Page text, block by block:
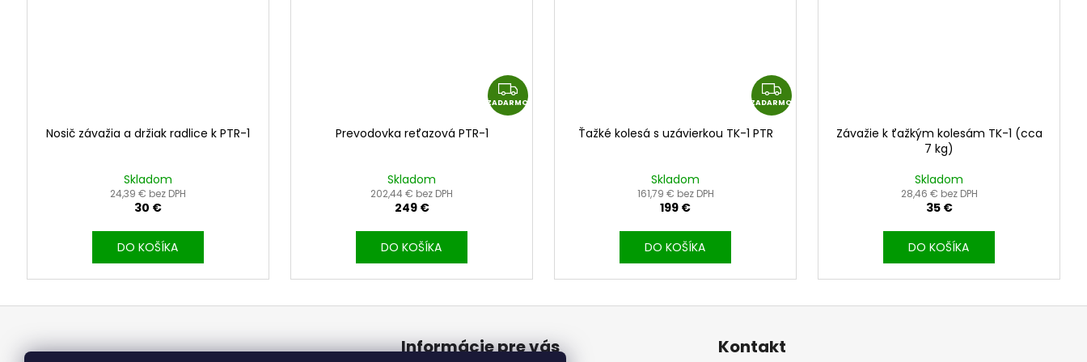
O
Nosič závažia a držiak radlice k PTR-1
Skladom
24,39 € bez DPH
30 €
DO KOŠÍKA
Z
A
ZADARMO
Prevodovka reťazová PTR-1
Skladom
202,44 € bez DPH
249 €
DO KOŠÍKA
Z
A
ZADARMO
Ťažké kolesá s uzávierkou TK-1 PTR
Skladom
161,79 € bez DPH
199 €
DO KOŠÍKA
Závažie k ťažkým kolesám TK-1 (cca
7 kg)
Skladom
28,46 € bez DPH
35 €
DO KOŠÍKA
Informácie pre vás Kontakt